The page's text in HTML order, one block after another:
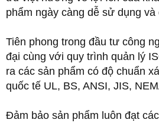
phẩm ngày càng dễ sử dụng và
Tiên phong trong đầu tư công
đại cùng với quy trình quản lý
ra các sản phẩm có độ chuẩn
quốc tế UL, BS, ANSI, JIS,
Đảm bảo sản phẩm luôn đạt